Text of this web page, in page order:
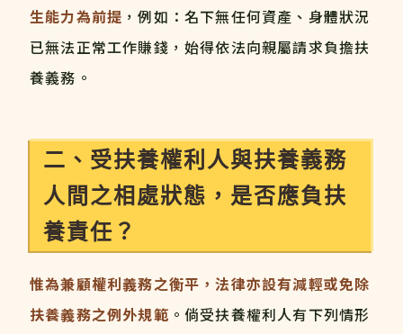
生能力為前提 ，例如：名下無任何資產、身體狀況
已無法正常工作賺錢，始得依法向親屬請求負擔扶
養義務。
二、受扶養權利人與扶養義務
人間之相處狀態，是否應負扶
養責任？
惟為兼顧權利義務之衡平，法律亦設有減輕或免除
扶養義務之例外規範 。倘受扶養權利人有下列情形